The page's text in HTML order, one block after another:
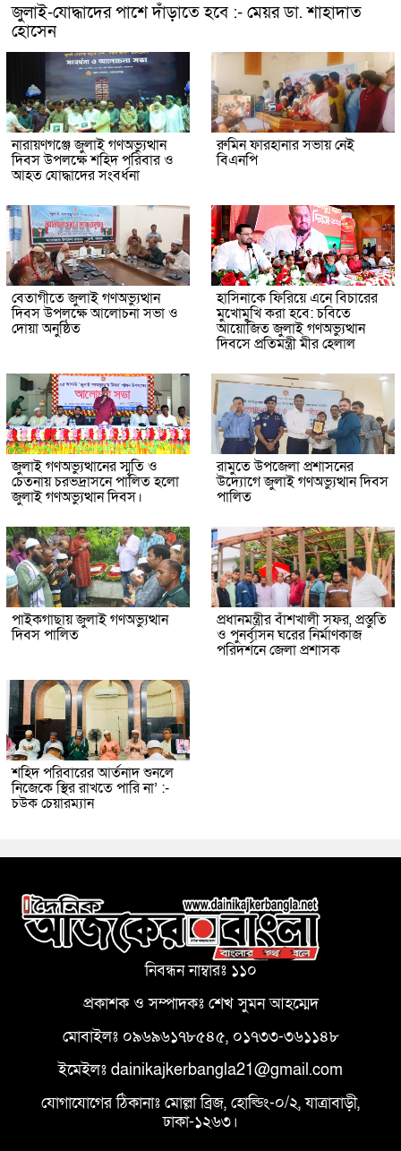
জুলাই-যোদ্ধাদের পাশে দাঁড়াতে হবে :- মেয়র ডা. শাহাদাত
হোসেন
নারায়ণগঞ্জে জুলাই গণঅভ্যুত্থান
দিবস উপলক্ষে শহিদ পরিবার ও
আহত যোদ্ধাদের সংবর্ধনা
রুমিন ফারহানার সভায় নেই
বিএনপি
বেতাগীতে জুলাই গণঅভ্যুত্থান
দিবস উপলক্ষে আলোচনা সভা ও
দোয়া অনুষ্ঠিত
হাসিনাকে ফিরিয়ে এনে বিচারের
মুখোমুখি করা হবে: চবিতে
আয়োজিত জুলাই গণঅভ্যুত্থান
দিবসে প্রতিমন্ত্রী মীর হেলাল
জুলাই গণঅভ্যুত্থানের স্মৃতি ও
চেতনায় চরভদ্রাসনে পালিত হলো
জুলাই গণঅভ্যুত্থান দিবস।
রামুতে উপজেলা প্রশাসনের
উদ্যোগে জুলাই গণঅভ্যুত্থান দিবস
পালিত
পাইকগাছায় জুলাই গণঅভ্যুত্থান
দিবস পালিত
প্রধানমন্ত্রীর বাঁশখালী সফর, প্রস্তুতি
ও পুনর্বাসন ঘরের নির্মাণকাজ
পরিদর্শনে জেলা প্রশাসক
শহিদ পরিবারের আর্তনাদ শুনলে
নিজেকে স্থির রাখতে পারি না’ :-
চউক চেয়ারম্যান
নিবন্ধন নাম্বারঃ ১১০
প্রকাশক ও সম্পাদকঃ শেখ সুমন আহম্মেদ
মোবাইলঃ ০৯৬৯৬১৭৮৫৪৫, ০১৭৩৩-৩৬১১৪৮
ইমেইলঃ dainikajkerbangla21@gmail.com
যোগাযোগের ঠিকানাঃ মোল্লা ব্রিজ, হোল্ডিং-০/২, যাত্রাবাড়ী,
ঢাকা-১২৬৩।